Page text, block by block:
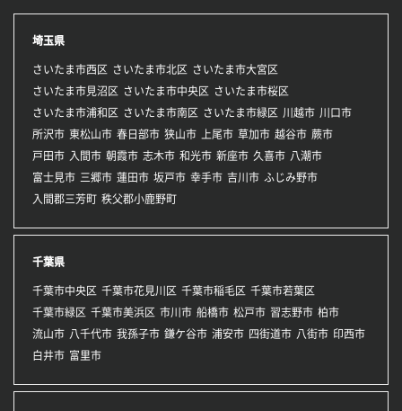
埼玉県
さいたま市西区 さいたま市北区
さいたま市大宮区
さいたま市見沼区
さいたま市中央区
さいたま市桜区
さいたま市浦和区
さいたま市南区 さいたま市緑区 川越市 川口市
所沢市 東松山市 春日部市 狭山市 上尾市 草加市 越谷市 蕨市
戸田市 入間市 朝霞市 志木市 和光市 新座市 久喜市 八潮市
富士見市 三郷市 蓮田市 坂戸市 幸手市 吉川市 ふじみ野市
入間郡三芳町 秩父郡小鹿野町
千葉県
千葉市中央区 千葉市花見川区 千葉市稲毛区 千葉市若葉区
千葉市緑区 千葉市美浜区 市川市 船橋市 松戸市 習志野市 柏市
流山市 八千代市 我孫子市 鎌ケ谷市 浦安市 四街道市 八街市 印西市
白井市 富里市